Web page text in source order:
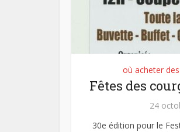
où acheter
Fêtes des
24
30e édition pour le